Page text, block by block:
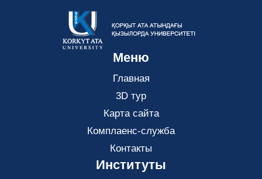
Меню
Главная
3D тур
Карта сайта
Комплаенс-служба
Контакты
Институты